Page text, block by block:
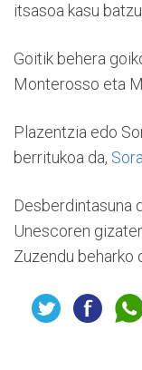
itsasoa kasu
Goitik behera
Monterosso eta
Plazentzia edo
berritukoa da,
Desberdintasuna
Unescoren
Zuzendu beharko